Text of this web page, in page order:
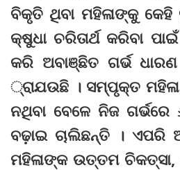
ବିକୃତି ଥିବା ମହିଳାଙ୍କୁ
କ୍ଷୁଧା ଚରିତାର୍ଥ କରିବା
କରି ଅବାଞ୍ଛିତ ଗର୍ଭ ଧାରଣ
୍‌ରାଯଉଛି । ସମ୍ପୃକ୍ତ
ନଥିବା ବେଳେ ନିଜ
ବଢ଼ାଇ ଚାଲିଛନ୍ତି । ଏପରି
ମହିଳାଙ୍କ ଉତ୍ତମ ଚିକତ୍ସା,